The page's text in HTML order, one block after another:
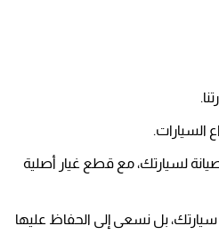
السيارات.
لسيارتك، مع قطع غيار أصلية
بل نسعى إلى الحفاظ عليها